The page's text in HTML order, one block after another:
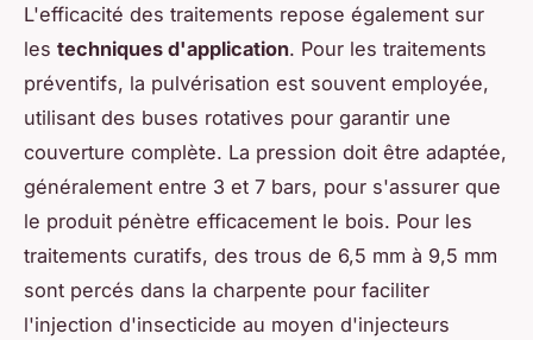
L'efficacité des traitements repose également sur
les techniques d'application. Pour les traitements
préventifs, la pulvérisation est souvent employée,
utilisant des buses rotatives pour garantir une
couverture complète. La pression doit être adaptée,
généralement entre 3 et 7 bars, pour s'assurer que
le produit pénètre efficacement le bois. Pour les
traitements curatifs, des trous de 6,5 mm à 9,5 mm
sont percés dans la charpente pour faciliter
l'injection d'insecticide au moyen d'injecteurs